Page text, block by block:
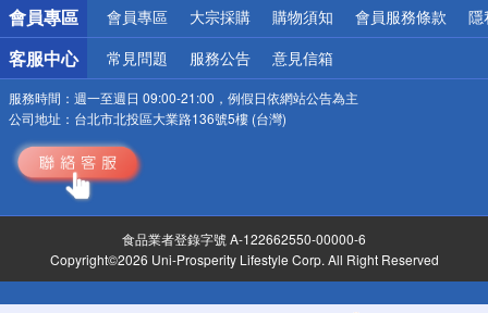
會員專區 會員專區 大宗採購 購物須知 會員服務條款 隱
客服中心 常見問題 服務公告 意見信箱
服務時間： 週一至週日 09:00-21:00，例假日依網站公告為主
公司地址： 台北市北投區大業路136號5樓 (台灣)
食品業者登錄字號 A-122662550-00000-6
Copyright©2026 Uni-Prosperity Lifestyle Corp. All Right Reserved